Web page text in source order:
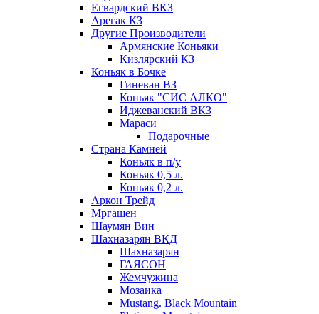
Егвардский ВКЗ
Арегак КЗ
Другие Производители
Армянские Коньяки
Кизлярский КЗ
Коньяк в Бочке
Гиневан ВЗ
Коньяк "СИС АЛКО"
Иджеванский ВКЗ
Мараси
Подарочные
Страна Камней
Коньяк в п/у
Коньяк 0,5 л.
Коньяк 0,2 л.
Аркон Трейд
Мргашен
Шаумян Вин
Шахназарян ВКД
Шахназарян
ГАЯСОН
Жемчужина
Мозаика
Mustang. Black Mountain